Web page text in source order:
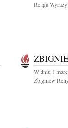
Religa
W dniu 8
Zbigniew